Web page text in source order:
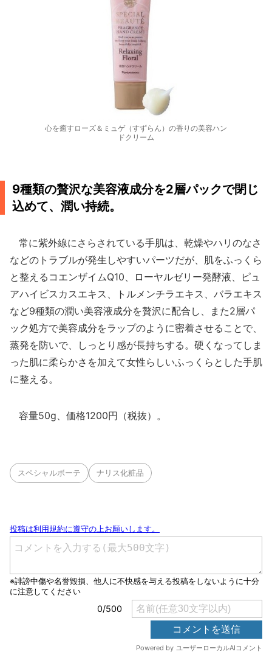
心を癒すローズ＆ミュゲ（すずらん）の香りの美容ハン
ドクリーム
9種類の贅沢な美容液成分を2層パックで閉じ
込めて、潤い持続。
常に紫外線にさらされている手肌は、乾燥やハリのなさ
などのトラブルが発生しやすいパーツだが、肌をふっくら
と整えるコエンザイムQ10、ローヤルゼリー発酵液、ピュ
アハイビスカスエキス、トルメンチラエキス、バラエキス
など9種類の潤い美容液成分を贅沢に配合し、また2層パ
ック処方で美容成分をラップのように密着させることで、
蒸発を防いで、しっとり感が長持ちする。硬くなってしま
った肌に柔らかさを加えて女性らしいふっくらとした手肌
に整える。
容量50g、価格1200円（税抜）。
スペシャルボーテ ナリス化粧品